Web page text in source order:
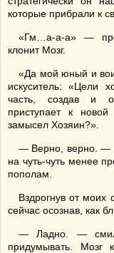
которые прибрали к
«Гм…а-а-а» —
клонит Мозг.
«Да мой юный и
искуситель: «Цели
часть, создав и
приступает к
замысел Хозяин?».
— Верно, верно. —
на чуть-чуть менее
пополам.
Вздрогнув от моих
сейчас осознав, как
— Ладно. —
придумывать. Мозг